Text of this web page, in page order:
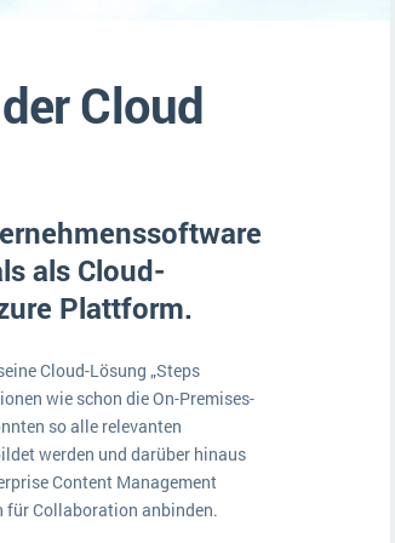
Kosten
Vermietung
SOFTWARECloud
als Cloud-
Plattform.
Cloud-Lösung „Steps
wie schon die On-Premises-
so alle relevanten
werden und darüber hinaus
Content Management
für Collaboration anbinden.